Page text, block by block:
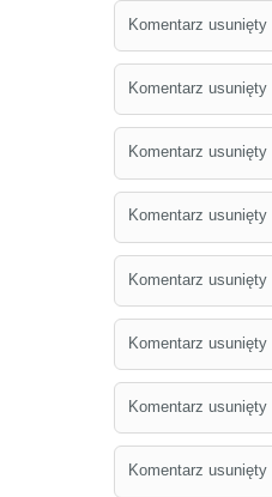
Komentarz usunięty
Komentarz usunięty
Komentarz usunięty
Komentarz usunięty
Komentarz usunięty
Komentarz usunięty
Komentarz usunięty
Komentarz usunięty